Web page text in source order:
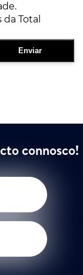
Total
connosco!